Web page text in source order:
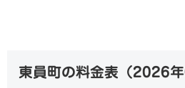
東員町の料金表（2026